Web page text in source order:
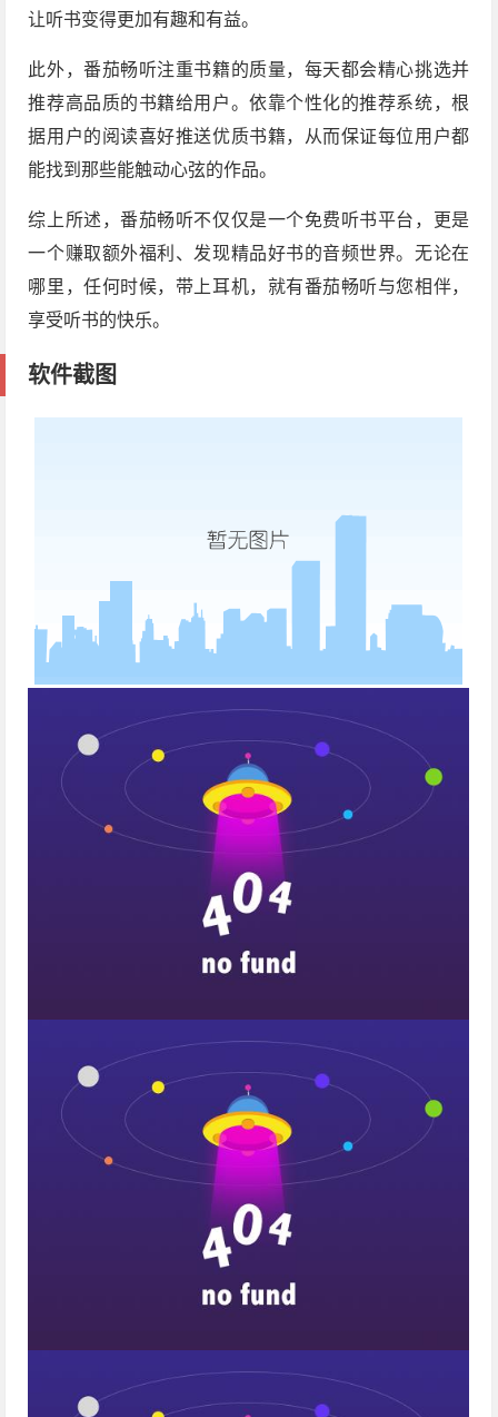
让听书变得更加有趣和有益。
此外，番茄畅听注重书籍的质量，每天都会精心挑选并
推荐高品质的书籍给用户。依靠个性化的推荐系统，根
据用户的阅读喜好推送优质书籍，从而保证每位用户都
能找到那些能触动心弦的作品。
综上所述，番茄畅听不仅仅是一个免费听书平台，更是
一个赚取额外福利、发现精品好书的音频世界。无论在
哪里，任何时候，带上耳机，就有番茄畅听与您相伴，
享受听书的快乐。
软件截图